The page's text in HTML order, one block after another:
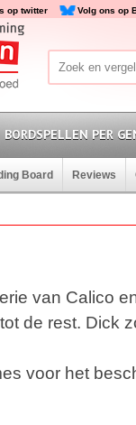
op twitter Volg ons op
BORDSPELLEN PER
Board Reviews
van Calico
de rest. Dick
voor het